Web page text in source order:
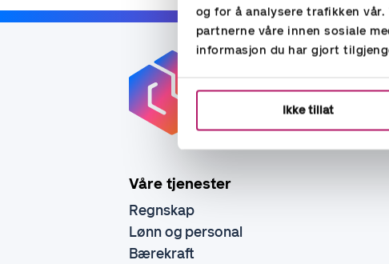
og for å analysere trafikken
partnerne våre innen sosiale
informasjon du har gjort
Ikke tillat
Våre tjenester
Regnskap
Lønn og personal
Bærekraft